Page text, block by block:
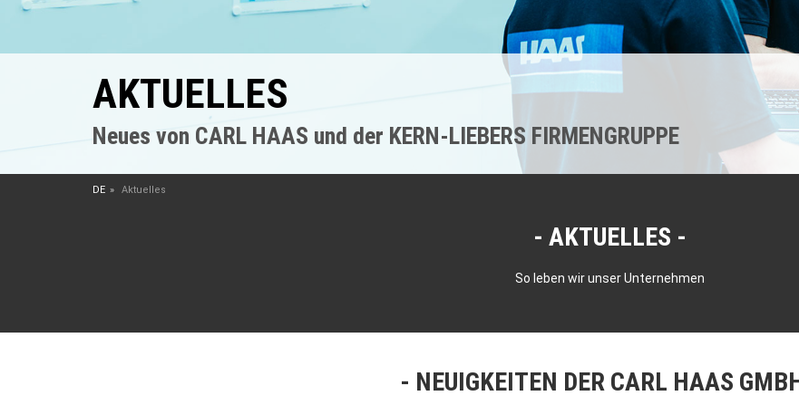
AKTUELLES
Neues von CARL HAAS und der KERN-LIEBERS FIRMENGRUPPE
DE Aktuelles
AKTUELLES
So leben wir unser Unternehmen
NEUIGKEITEN DER CARL HAAS